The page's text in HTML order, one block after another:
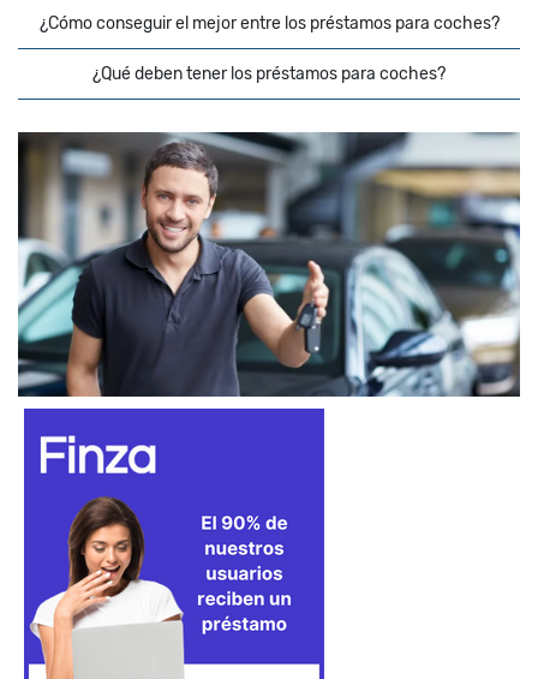
¿Cómo conseguir el mejor entre los préstamos para coches?
¿Qué deben tener los préstamos para coches?